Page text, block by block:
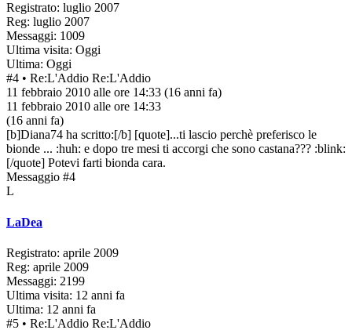
Registrato: luglio 2007
Reg: luglio 2007
Messaggi: 1009
Ultima visita: Oggi
Ultima: Oggi
#4 • Re:L'Addio Re:L'Addio
11 febbraio 2010 alle ore 14:33 (16 anni fa)
11 febbraio 2010 alle ore 14:33
(16 anni fa)
[b]Diana74 ha scritto:[/b] [quote]...ti lascio perchè preferisco le
bionde ... :huh: e dopo tre mesi ti accorgi che sono castana??? :blink:
[/quote] Potevi farti bionda cara.
Messaggio #4
L
LaDea
Registrato: aprile 2009
Reg: aprile 2009
Messaggi: 2199
Ultima visita: 12 anni fa
Ultima: 12 anni fa
#5 • Re:L'Addio Re:L'Addio